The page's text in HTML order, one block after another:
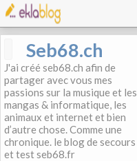
Seb68.ch
J'ai créé seb68.ch afin de
partager avec vous mes
passions sur la musique et les
mangas & informatique, les
animaux et internet et bien
d’autre chose. Comme une
chronique. le blog de secours
et test seb68.fr